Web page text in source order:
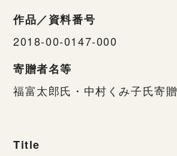
作品／資料番号
2018-00-0147-000
寄贈者名等
福富太郎氏・中村くみ子氏寄贈
Title